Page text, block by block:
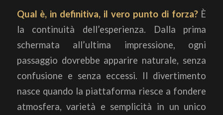
Qual è, in definitiva, il vero punto di forza?È
la continuità dell’esperienza. Dalla prima
schermata all’ultima impressione, ogni
passaggio dovrebbe apparire naturale, senza
confusione e senza eccessi. Il divertimento
nasce quando la piattaforma riesce a fondere
atmosfera, varietà e semplicità in un unico